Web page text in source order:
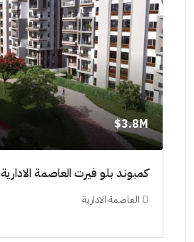
3.8M$
كمبوند بلو فيرت العاصمة الادارية
العاصمة الادارية